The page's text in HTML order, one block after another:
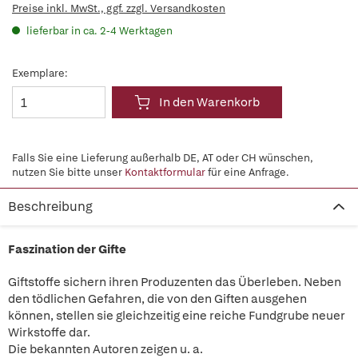
Preise inkl. MwSt., ggf. zzgl. Versandkosten
lieferbar in ca. 2-4 Werktagen
Exemplare:
In den Warenkorb
Falls Sie eine Lieferung außerhalb DE, AT oder CH wünschen,
nutzen Sie bitte unser Kontaktformularfür eine Anfrage.
Beschreibung
Faszination der Gifte
Giftstoffe sichern ihren Produzenten das Überleben. Neben
den tödlichen Gefahren, die von den Giften ausgehen
können, stellen sie gleichzeitig eine reiche Fundgrube neuer
Wirkstoffe dar.
Die bekannten Autoren zeigen u. a.